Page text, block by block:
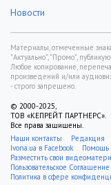
Новости
Материалы, отмеченные
"Актуально", "Промо",
Любое копирование,
произведений и/или
- строго запрещено.
© 2000-2025,
ТОВ «КЕПРЕЙТ ПАРТНЕРС».
Все права защищены.
Наши контакты
Редакция
Ivona.ua в Facebook
Помощь
Разместить свои
Пользовательское Соглашение
Политика в сфере